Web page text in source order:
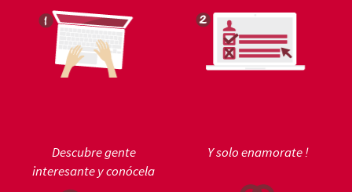
Descubre gente
interesante y conócela
Y solo enamorate !